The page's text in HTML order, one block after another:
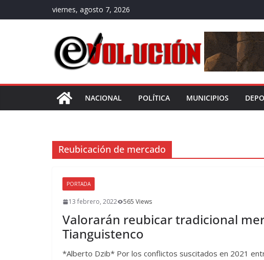
al
viernes, agosto 7, 2026
NACIONAL POLÍTICA MUNICIPIOS
Reubicación de mercado
PORTADA
13 febrero, 2022 565 Views
Valorarán reubicar tradicional
Tianguistenco
*Alberto Dzib* Por los conflictos suscitados en 2021